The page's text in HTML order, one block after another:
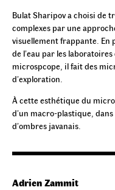
Bulat Sharipov a choisi de
complexes par une
visuellement frappante.
de l’eau par les
microspcope, il fait des
d’exploration.
À cette esthétique du
d’un macro-plastique,
d’ombres javanais.
Adrien Zammit